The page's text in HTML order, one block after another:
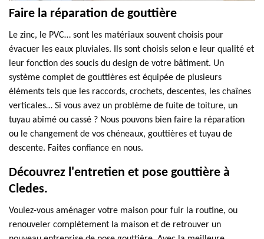
Faire la réparation de gouttière
Le zinc, le PVC… sont les matériaux souvent choisis pour
évacuer les eaux pluviales. Ils sont choisis selon e leur qualité et
leur fonction des soucis du design de votre bâtiment. Un
système complet de gouttières est équipée de plusieurs
éléments tels que les raccords, crochets, descentes, les chaînes
verticales… Si vous avez un problème de fuite de toiture, un
tuyau abîmé ou cassé ? Nous pouvons bien faire la réparation
ou le changement de vos chéneaux, gouttières et tuyau de
descente. Faites confiance en nous.
Découvrez l'entretien et pose gouttière à
Cledes.
Voulez-vous aménager votre maison pour fuir la routine, ou
renouveler complètement la maison et de retrouver un